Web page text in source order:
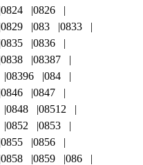
0824
0826
0829 083
0833
0835
0836
0838
08387
08396
084
0846
0847
0848
08512
0852
0853
0855
0856
0858 0859
086